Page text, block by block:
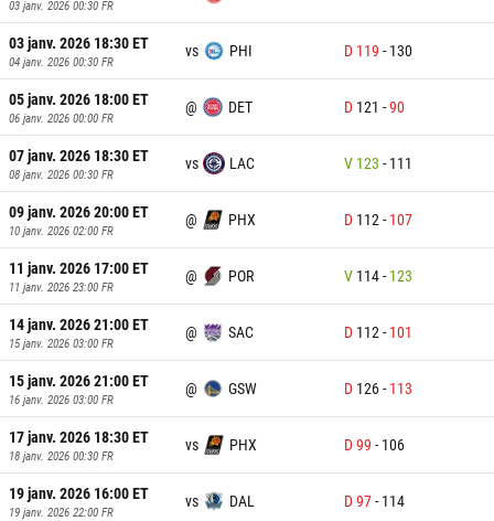
03 janv. 2026 00:30 FR
03 janv. 2026 18:30ET
04 janv. 2026 00:30 FR
vs PHI D 119 - 130
05 janv. 2026 18:00ET
06 janv. 2026 00:00 FR
@ DET D 121 -90
07 janv. 2026 18:30ET
08 janv. 2026 00:30 FR
vs LAC V 123 - 111
09 janv. 2026 20:00ET
10 janv. 2026 02:00 FR
@ PHX D 112- 107
11 janv. 2026 17:00ET
11 janv. 2026 23:00 FR
@ POR V 114- 123
14 janv. 2026 21:00ET
15 janv. 2026 03:00 FR
@ SAC D 112- 101
15 janv. 2026 21:00ET
16 janv. 2026 03:00 FR
@ GSW D 126- 113
17 janv. 2026 18:30ET
18 janv. 2026 00:30 FR
vs PHX D 99 - 106
19 janv. 2026 16:00ET
19 janv. 2026 22:00 FR
vs DAL D 97- 114